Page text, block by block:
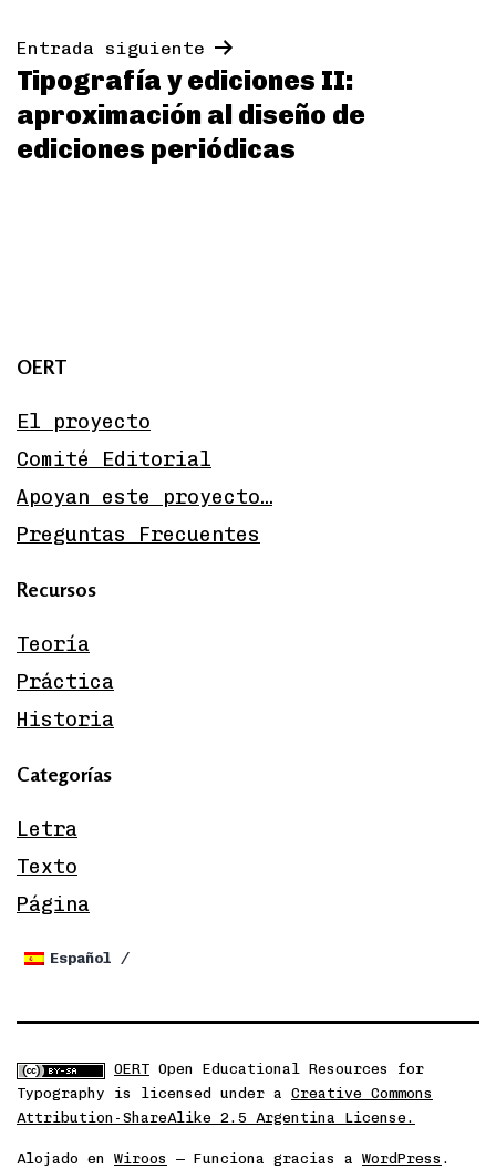
entradas
Entrada siguiente
Tipografía y ediciones II:
aproximación al diseño de
ediciones periódicas
OERT
El proyecto
Comité Editorial
Apoyan este proyecto…
Preguntas Frecuentes
Recursos
Teoría
Práctica
Historia
Categorías
Letra
Texto
Página
Español
OERT Open Educational Resources for
Typography is licensed under a Creative Commons
Attribution-ShareAlike 2.5 Argentina License.
Alojado en Wiroos — Funciona gracias a WordPress .